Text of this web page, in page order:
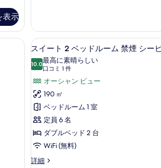
を
表
示
す
る
表示
ル
ー
ム
シ
ー
ビ
ュ
ー
コ
ー
ナ
イ
ー
ト
ベ
ド
ル
ー
ム
シ
ビ
ュ
コ
ス
イ
ー
ト
2
ベ
ッ
ド
ル
ー
スイート
11
スイート 2 ベッドルーム 禁煙 シー
10.010 点中 10.0
最高に素晴らしい
口コミ 1 件
(口
コ
ミ
件)
オーシャン ビュー
190 ㎡
ベッドルーム 1 室
定員 6 名
ダブルベッド 2 台
WiFi (無料)
詳細
ス